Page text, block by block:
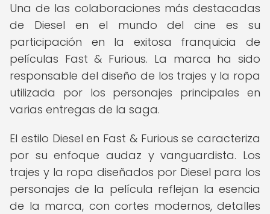
Una de las colaboraciones más destacadas
de Diesel en el mundo del cine es su
participación en la exitosa franquicia de
películas Fast & Furious. La marca ha sido
responsable del diseño de los trajes y la ropa
utilizada por los personajes principales en
varias entregas de la saga.
El estilo Diesel en Fast & Furious se caracteriza
por su enfoque audaz y vanguardista. Los
trajes y la ropa diseñados por Diesel para los
personajes de la película reflejan la esencia
de la marca, con cortes modernos, detalles